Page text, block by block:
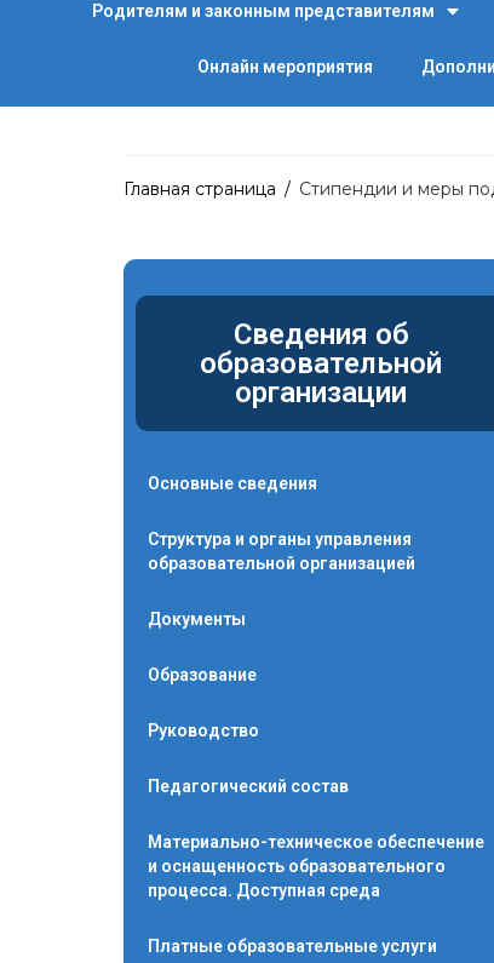
Родителям и законным представителям
Онлайн мероприятия
Главная страница / Стипендии и меры
Сведения об
образовательной
организации
Основные сведения
Структура и органы управления
образовательной организацией
Документы
Образование
Руководство
Педагогический состав
Материально-техническое обеспечение
и оснащенность образовательного
процесса. Доступная среда
Платные образовательные услуги